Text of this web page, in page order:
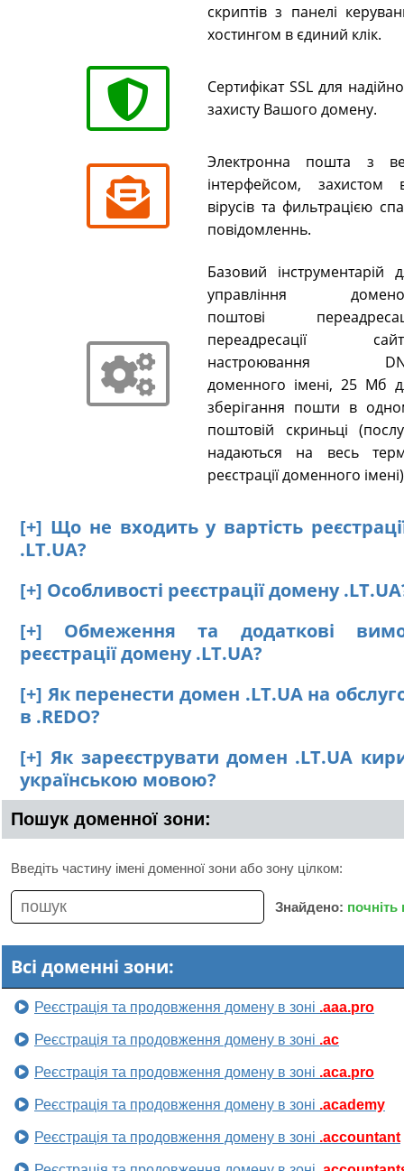
скриптів з панелі
хостингом в єдиний клік.
Сертифікат SSL для
захисту Вашого домену.
Электронна пошта з
інтерфейсом, захистом
вірусів та фильтрацією
повідомленнь.
Базовий інструментарій
управління
поштові
переадресації
настроювання
доменного імені, 25 Мб
зберігання пошти в
поштовій скриньці
надаються на весь
реєстрації доменного
[+] Що не входить у вартість
.LT.UA?
[+] Особливості реєстрації домену
[+] Обмеження та додаткові
реєстрації домену .LT.UA?
[+] Як перенести домен .LT.UA на
в .REDO?
[+] Як зареєструвати домен .LT.UA
українською мовою?
Пошук доменної зони:
Введіть частину імені доменної зони або зону цілком:
Знайдено:
Всі доменні зони:
Реєстрація та продовження домену в зоні .aaa.pro
Реєстрація та продовження домену в зоні .ac
Реєстрація та продовження домену в зоні .aca.pro
Реєстрація та продовження домену в зоні .academy
Реєстрація та продовження домену в зоні .accountant